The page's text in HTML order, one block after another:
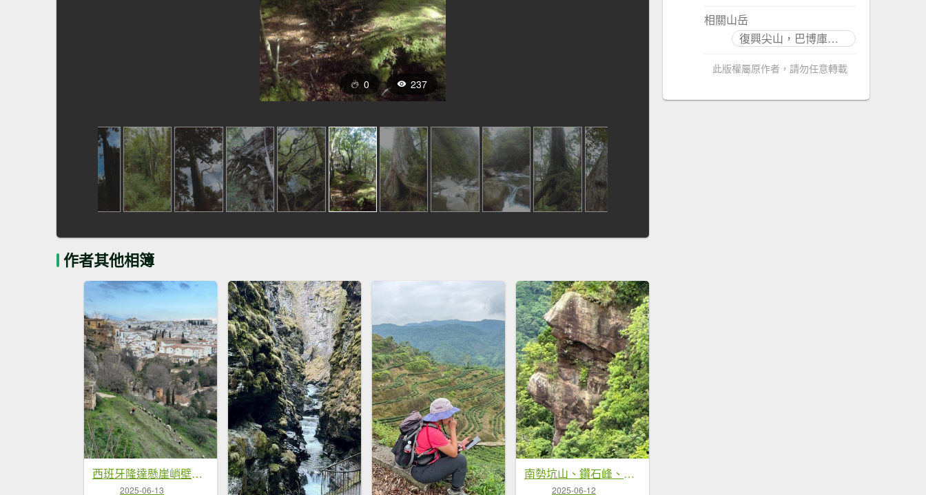
0 237
作者其他相簿
西班牙隆達懸崖峭壁的石城
2025-06-13
南勢坑山、鑽石峰、人面頭山、獅公髻尾山O走
2025-06-12
相關山岳
復興尖山，巴博庫魯山
此版權屬原作者，請勿任意轉載